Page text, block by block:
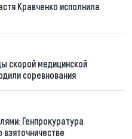
Кравченко исполнила
скорой медицинской
соревнования
Генпрокуратура